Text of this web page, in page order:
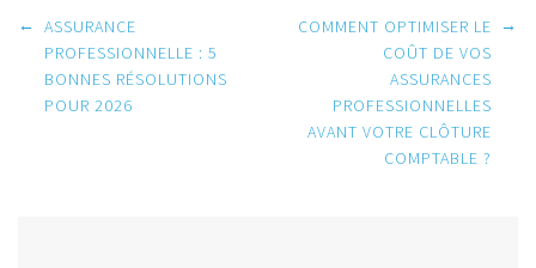
Post
navigation
← ASSURANCE
PROFESSIONNELLE : 5
BONNES RÉSOLUTIONS
POUR 2026
COMMENT OPTIMISER LE
COÛT DE VOS
ASSURANCES
PROFESSIONNELLES
AVANT VOTRE CLÔTURE
COMPTABLE ?
→